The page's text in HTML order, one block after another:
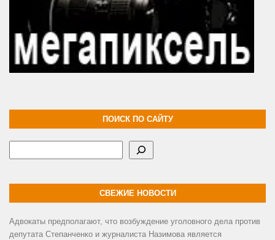
ПОИСК ПО САЙТУ
СВЕЖИЕ НОВОСТИ
Адвокаты предполагают, что возбуждение уголовного дела против
депутата Степанченко и журналиста Назимова является